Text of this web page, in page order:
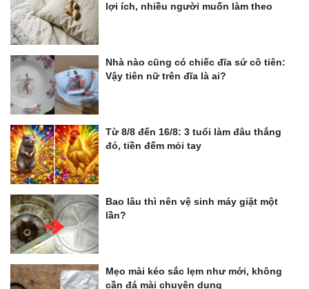
lợi ích, nhiều người muốn làm theo
Nhà nào cũng có chiếc đĩa sứ cô tiên:
Vậy tiên nữ trên đĩa là ai?
Từ 8/8 đến 16/8: 3 tuổi làm đâu thắng
đó, tiền đếm mỏi tay
Bao lâu thì nên vệ sinh máy giặt một
lần?
Mẹo mài kéo sắc lẹm như mới, không
cần đá mài chuyên dụng